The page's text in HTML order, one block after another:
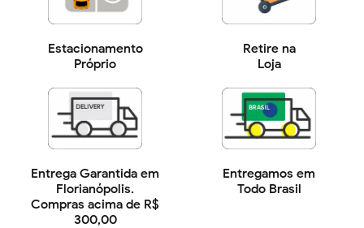
Estacionamento
Próprio
Retire na
Loja
Entrega Garantida em
Florianópolis.
Compras acima de R$
300,00
Entregamos em
Todo Brasil